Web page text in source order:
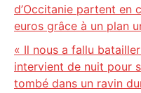
d’Occitanie partent en
euros grâce à un plan
« Il nous a fallu
intervient de nuit pour
tombé dans un ravin